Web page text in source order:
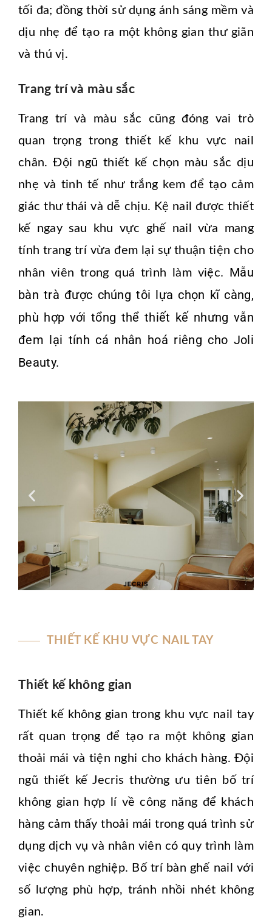
tối đa; đồng thời sử dụng ánh sáng mềm và
dịu nhẹ để tạo ra một không gian thư giãn
và thú vị.
Trang trí và màu sắc
Trang trí và màu sắc cũng đóng vai trò
quan trọng trong thiết kế khu vực nail
chân. Đội ngũ thiết kế chọn màu sắc dịu
nhẹ và tinh tế như trắng kem để tạo cảm
giác thư thái và dễ chịu. Kệ nail được thiết
kế ngay sau khu vực ghế nail vừa mang
tính trang trí vừa đem lại sự thuận tiện cho
nhân viên trong quá trình làm việc. Mẫu
bàn trà được chúng tôi lựa chọn kĩ càng,
phù hợp với tổng thể thiết kế nhưng vẫn
đem lại tính cá nhân hoá riêng cho Joli
Beauty.
THIẾT KẾ KHU VỰC NAIL TAY
Thiết kế không gian
Thiết kế không gian trong khu vực nail tay
rất quan trọng để tạo ra một không gian
thoải mái và tiện nghi cho khách hàng. Đội
ngũ thiết kế Jecris thường ưu tiên bố trí
không gian hợp lí về công năng để khách
hàng cảm thấy thoải mái trong quá trình sử
dụng dịch vụ và nhân viên có quy trình làm
việc chuyên nghiệp. Bố trí bàn ghế nail với
số lượng phù hợp, tránh nhồi nhét không
gian.